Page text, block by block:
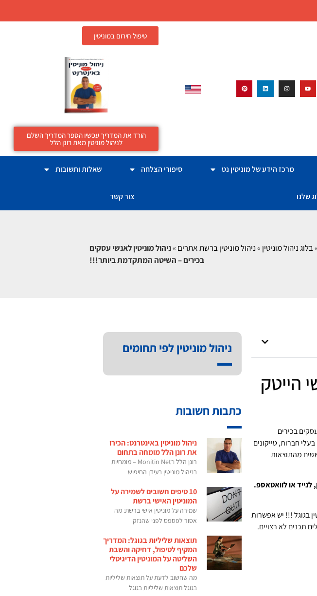
טיפול חירום במוניטין
הורד את המדריך עכשיו הספר המדריך השלם
לניהול מוניטין מאת רונן הלל
מרכז הידע של מוניטין נט סיפורי הצלחה שאלות ותשובות
שלנו צור קשר
»בלוג ניהול מוניטין »ניהול מוניטין ברשת אתרים »ניהול מוניטין לאנשי עסקים
בכירים – השיטה המתקדמת ביותר!!!
הייטק
בכירים
חברות, טייקונים
מהתוצאות
או לוואטאספ.
בגוגל !!! יש אפשרות
תכנים לא רצויים.
ניהול מוניטין לפי תחומים
כתבות חשובות
ניהול מוניטין באינטרנט: הכירו
את רונן הלל מומחה בתחום
רונן הלל ו־Monitin Net – מומחיות
בניהול מוניטין בעידן החיפוש
10 טיפים חשובים לשמירה על
המוניטין האישי ברשת
שמירה על מוניטין אישי ברשת: מה
אסור לפספס לפני שהנזק
תוצאות שליליות בגוגל: המדריך
המקיף לטיפול, דחיקה והשבת
השליטה על המוניטין הדיגיטלי
שלכם
מה שחשוב לדעת על תוצאות שליליות
בגוגל תוצאות שליליות בגוגל